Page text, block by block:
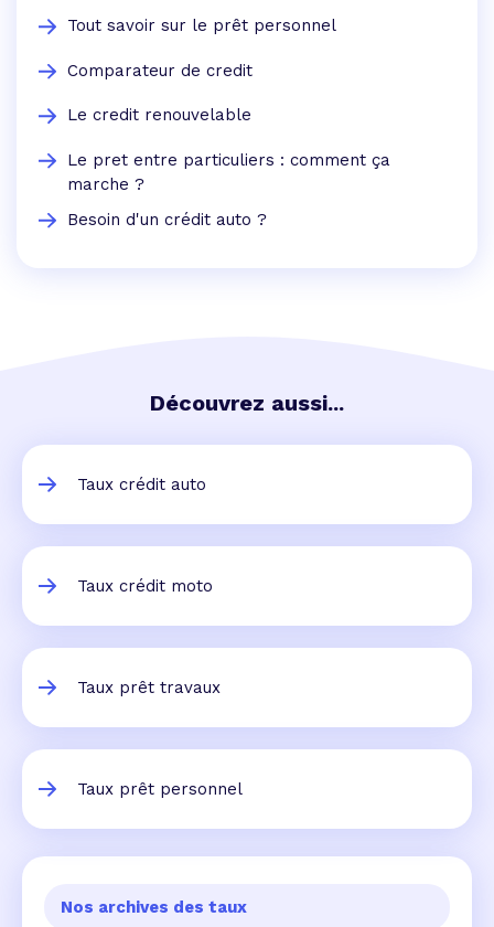
Tout savoir sur le prêt personnel
Comparateur de credit
Le credit renouvelable
Le pret entre particuliers : comment ça
marche ?
Besoin d'un crédit auto ?
Découvrez aussi...
Taux crédit auto
Taux crédit moto
Taux prêt travaux
Taux prêt personnel
Nos archives des taux